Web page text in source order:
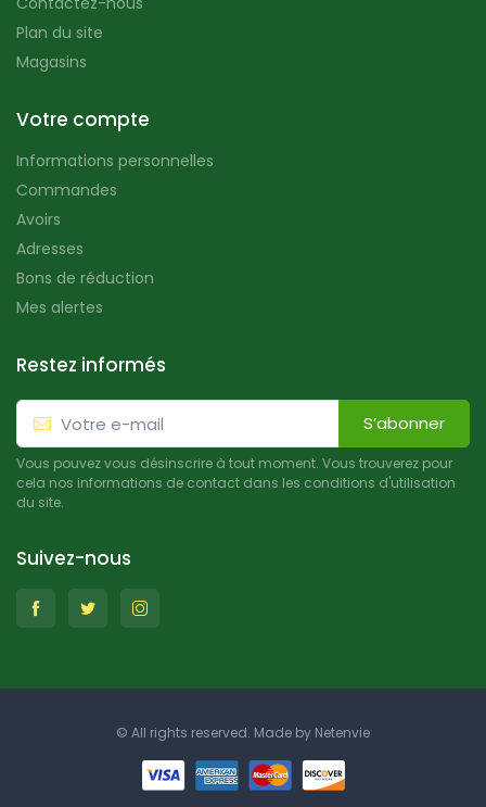
Plan du site
Magasins
Votre compte
Informations personnelles
Commandes
Avoirs
Adresses
Bons de réduction
Mes alertes
Restez informés
S’abonner
Vous pouvez vous désinscrire à tout moment. Vous trouverez pour
cela nos informations de contact dans les conditions d'utilisation
du site.
Suivez-nous
© All rights reserved. Made by Netenvie